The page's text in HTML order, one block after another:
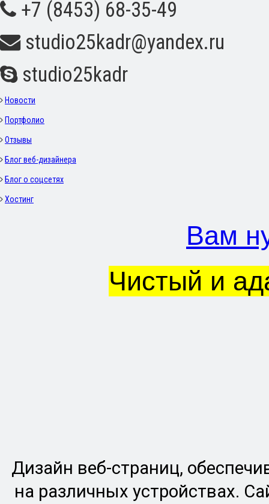
+7 (8453) 68-35-49
studio25kadr@yandex.ru
studio25kadr
Новости
Портфолио
Отзывы
Блог веб-дизайнера
Блог о соцсетях
Хостинг
Вам
Чистый и
Дизайн веб-страниц,
на различных устройствах.